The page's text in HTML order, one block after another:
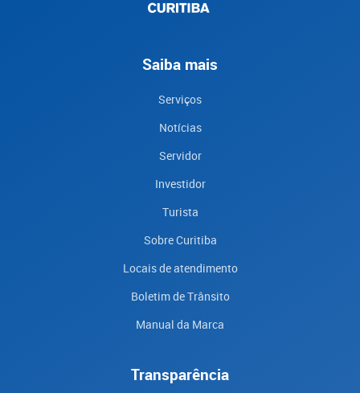
Saiba mais
Serviços
Notícias
Servidor
Investidor
Turista
Sobre Curitiba
Locais de atendimento
Boletim de Trânsito
Manual da Marca
Transparência